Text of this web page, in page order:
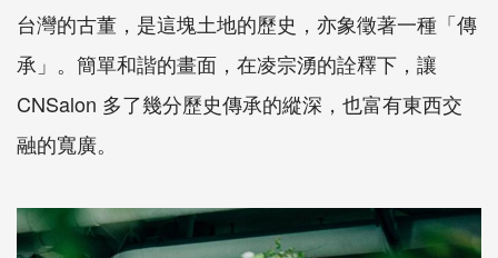
台灣的古董，是這塊土地的歷史，亦象徵著一種「傳
承」。簡單和諧的畫面，在凌宗湧的詮釋下，讓
CNSalon 多了幾分歷史傳承的縱深，也富有東西交
融的寬廣。